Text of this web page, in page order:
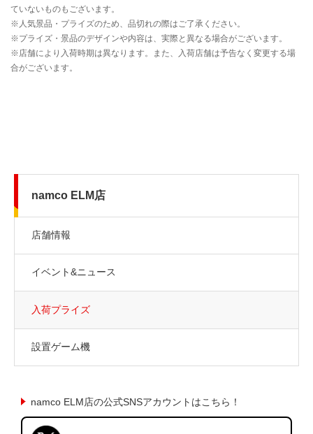
namco ELM店
店舗情報
イベント&ニュース
入荷プライズ
設置ゲーム機
namco ELM店の公式SNSアカウントはこちら！